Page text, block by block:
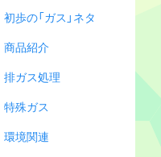
初歩の「ガス」ネタ
商品紹介
排ガス処理
特殊ガス
環境関連